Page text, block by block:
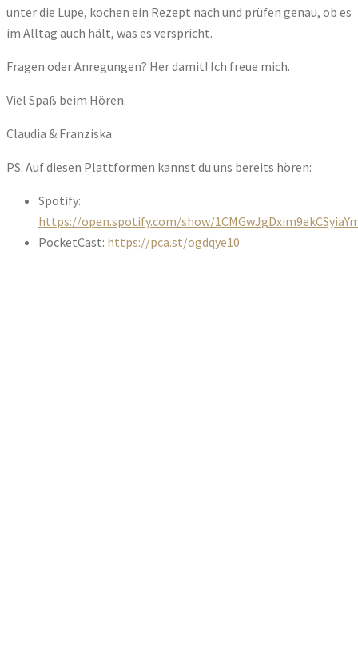
unter die Lupe, kochen ein Rezept nach und prüfen genau, ob es
im Alltag auch hält, was es verspricht.
Fragen oder Anregungen? Her damit! Ich freue mich.
Viel Spaß beim Hören.
Claudia & Franziska
PS: Auf diesen Plattformen kannst du uns bereits hören:
Spotify:
https://open.spotify.com/show/
PocketCast: https://pca.st/ogdqye10